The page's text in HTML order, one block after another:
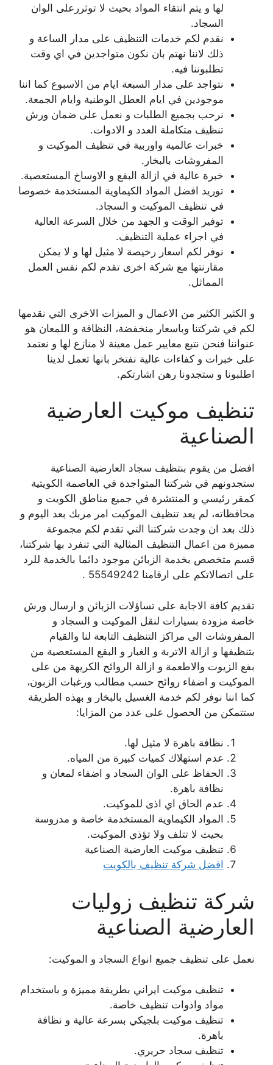
لها و يتم انتقاء المواد بحيث لا توثررعلى الوان
السجاد.
نقدم لكم خدمات التنظيف على مدار الساعة و
ذلك لاننا نهتم بان نكون متواجدين في اي وقت
تطلبوننا فيه.
نتواجد على مدار السبعة ايام من الاسبوع كما اننا
موجودين في ايام العطل الوطنية وايام الجمعة.
نرحب بجميع الطلبات و نعمل على ضمان ورش
تنظيف متكاملة العدد و الادوات.
خبرات عالمية واوربية في تنظيف الموكيت و
المفروشات بالبخار.
خبرة عالية في ازالة البقع و الاوساخ المستعصية.
توريد افضل المواد الكيماوية المستخدمة خصوصا
في تنظيف الموكيت و السجاد.
توفير الوقت و الجهد من خلال السرعة العالية
في اجراء عملية التنظيف.
نوفر لكم اسعار رخيصة لا مثيل لها و لا يمكن
مقارنتها مع شركة اخرى تقدم لكم نفس العمل
المماثل.
و الكثير الكثير من الاعمال و الميزات الاخرى التي نقدمها
لكم في شركتنا وباسعار منخفضة، النظافة و اللمعان هو
عنواننا فنحن نتبع معايير عمل معينة لا منازع لها و نعتمد
على خبرات و كفاءات عالية نفتخر بانها تعمل لدينا
اطلبونا و ستجدونا رهن اشارتكم.
تنظيف موكيت العارضية
الصناعية
افضل من يقوم بنتظيف سجاد العارضية الصناعية
ستجدونهم في شركتنا المتواجدة في العاصمة الكويتية
كمقر رئيسي و المنتشرة في جميع مناطق الكويت و
محافظاته، لم يعد تنظيف الموكيت امر مربك بعد اليوم و
ذلك بعد ان وجدت شركتنا التي تقدم لكم مجموعة
مميزة من اعمال التنظيف المثالية التي تنفرد بها شركتنا،
قسم متخصص بخدمة الزبائن موجود دائما بالخدمة للرد
على اتصالاتكم على ارقامنا 55549242 .
تقديم كافة الاجابة على تساؤلات الزبائن و ارسال ورش
خاصة مزودة بسيارات لنقل الموكيت و السجاد و
المفروشات الى مراكز التنظيف التابعة لنا والقيام
بتنظيفها و ازالة الاتربة و الغبار و البقع المستعصية من
بفع الزيوت والاطعمة و ازالة الروائح الكريهة من على
الموكيت و اضفاء روائح حسب مطالب ورغبات الزبون،
كما اننا نوفر لكم خدمة الغسيل بالبخار و بهذه الطريقة
ستتمكن من الحصول على عدد من المزايا:
نظافة باهرة لا مثيل لها.
عدم استهلاك كميات كبيرة من المياه.
الحفاظ على الوان السجاد و اضفاء لمعان و
نظافة باهرة.
عدم الحاق اي اذى للموكيت.
المواد الكيماوية المستخدمة خاصة و مدروسة
بحيث لا تتلف ولا تؤذي الموكيت.
تنظيف موكيت العارضية الصناعية
افضل شركة تنظيف بالكويت
شركة تنظيف زوليات
العارضية الصناعية
نعمل على تنظيف جميع انواع السجاد و الموكيت:
تنظيف موكيت ايراني بطريقة مميزة و باستخدام
مواد وادوات تنظيف خاصة.
تنظيف موكيت بلجيكي بسرعة عالية و نظافة
باهرة.
تنظيف سجاد حريري.